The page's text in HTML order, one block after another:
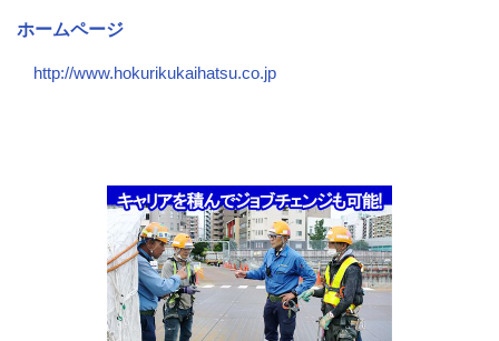
ホームページ
http://www.hokurikukaihatsu.co.jp